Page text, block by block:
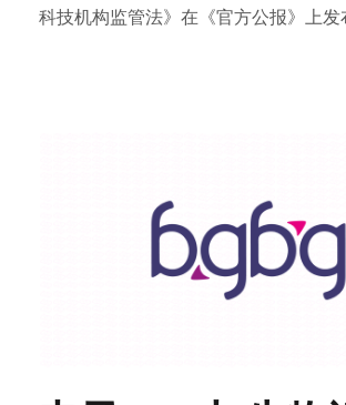
科技机构监管法》在《官方公报》上